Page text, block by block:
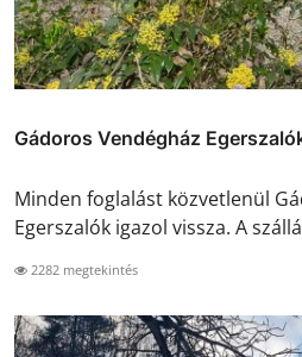
Gádoros Vendégház
Minden foglalást közvetlenül
Egerszalók igazol vissza. A
2282 megtekintés